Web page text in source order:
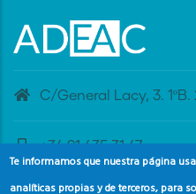
C/General Lacy, 3. 1ºB.
+34 91 435 31 47
Te informamos que nuestra página
analíticas propias y de terceros, para